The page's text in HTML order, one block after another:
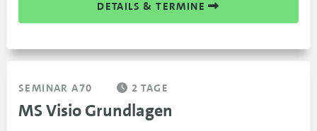
DETAILS & TERMINE
SEMINAR A70 2 TAGE
MS Visio Grundlagen